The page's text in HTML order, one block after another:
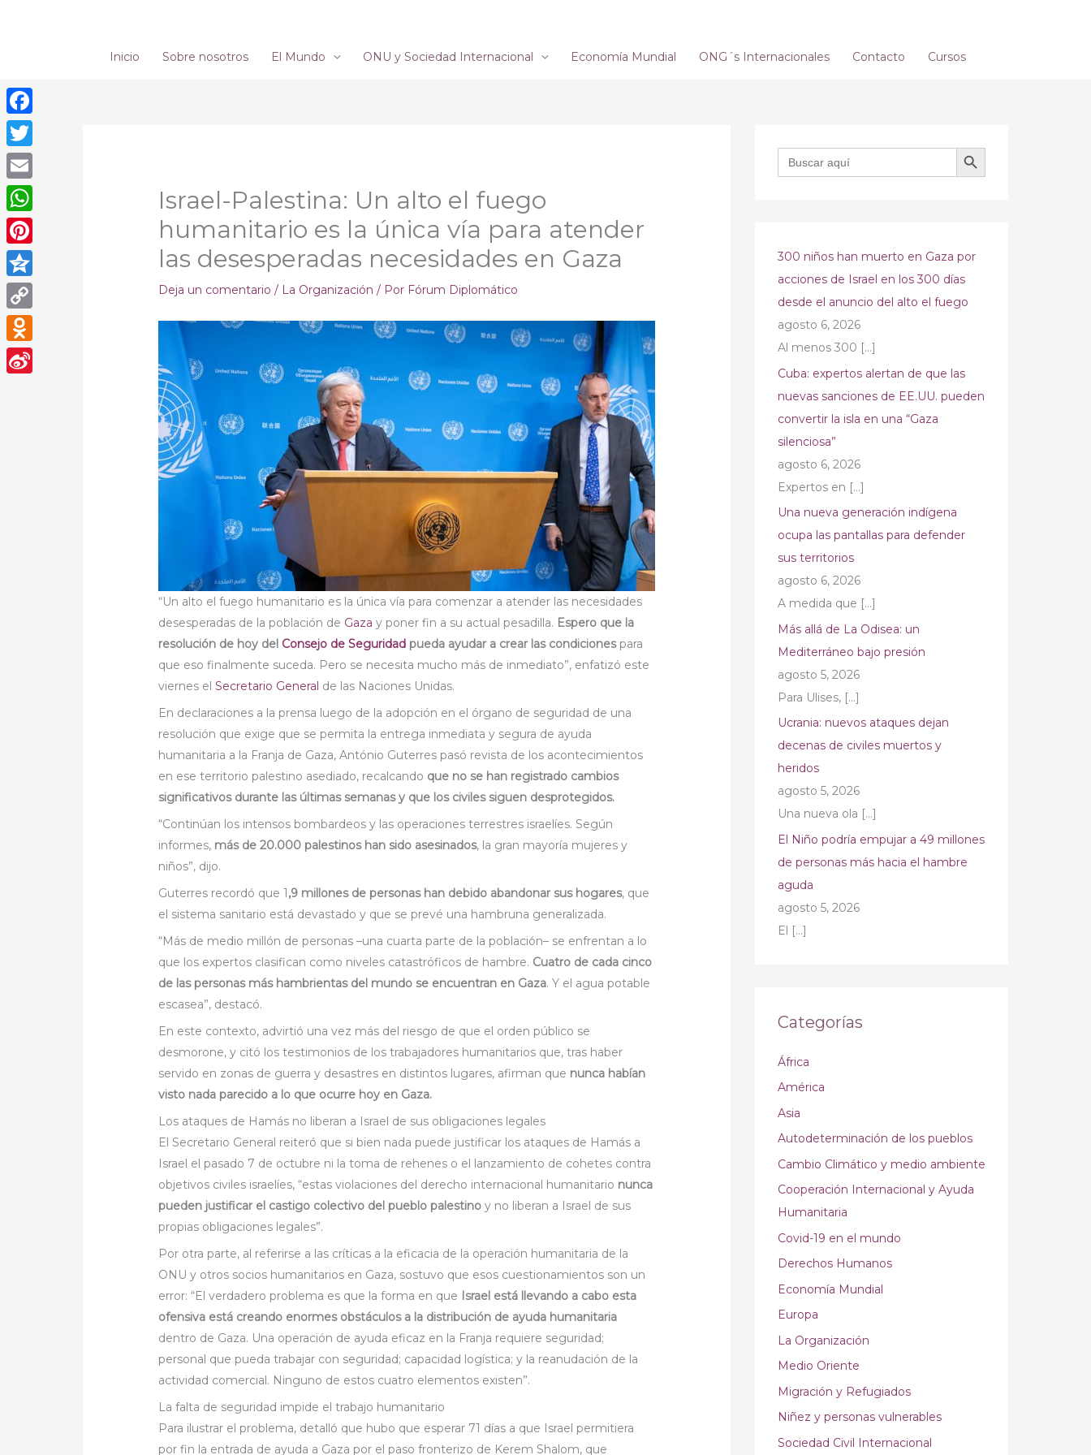
Inicio Sobre nosotros El Mundo ONU y Sociedad Internacional Economía Mundial ONG´s Internacionales Contacto Cursos
Israel-Palestina: Un alto el fuego
humanitario es la única vía para atender
las desesperadas necesidades en Gaza
Deja un comentario / La Organización / Por Fórum Diplomático
“Un alto el fuego humanitario es la única vía para comenzar a atender las necesidades
desesperadas de la población de Gaza y poner fin a su actual pesadilla. Espero que la
resolución de hoy del Consejo de Seguridad pueda ayudar a crear las condicionespara
que eso finalmente suceda. Pero se necesita mucho más de inmediato”, enfatizó este
viernes elSecretario General de las Naciones Unidas.
En declaraciones a la prensa luego de la adopción en el órgano de seguridad de una
resolución que exige que se permita la entrega inmediata y segura de ayuda
humanitaria a la Franja de Gaza, António Guterres pasó revista de los acontecimientos
en ese territorio palestino asediado, recalcando que no se han registrado cambios
significativos durante las últimas semanas y que los civiles siguen desprotegidos.
“Continúan los intensos bombardeos y las operaciones terrestres israelíes. Según
informes, más de 20.000 palestinos han sido asesinados, la gran mayoría mujeres y
niños”, dijo.
Guterres recordó que 1,9 millones de personas han debido abandonar sus hogares, que
el sistema sanitario está devastado y que se prevé una hambruna generalizada.
“Más de medio millón de personas –una cuarta parte de la población– se enfrentan a lo
que los expertos clasifican como niveles catastróficos de hambre. Cuatro de cada cinco
de las personas más hambrientas del mundo se encuentran en Gaza. Y el agua potable
escasea”, destacó.
En este contexto, advirtió una vez más del riesgo de que el orden público se
desmorone, y citó los testimonios de los trabajadores humanitarios que, tras haber
servido en zonas de guerra y desastres en distintos lugares, afirman que nunca habían
visto nada parecido a lo que ocurre hoy en Gaza.
Los ataques de Hamás no liberan a Israel de sus obligaciones legales
El Secretario General reiteró que si bien nada puede justificar los ataques de Hamás a
Israel el pasado 7 de octubre ni la toma de rehenes o el lanzamiento de cohetes contra
objetivos civiles israelíes, “estas violaciones del derecho internacional humanitario nunca
pueden justificar el castigo colectivo del pueblo palestino y no liberan a Israel de sus
propias obligaciones legales”.
Por otra parte, al referirse a las críticas a la eficacia de la operación humanitaria de la
ONU y otros socios humanitarios en Gaza, sostuvo que esos cuestionamientos son un
error: “El verdadero problema es que la forma en que Israel está llevando a cabo esta
ofensiva está creando enormes obstáculos a la distribución de ayuda humanitaria
dentro de Gaza. Una operación de ayuda eficaz en la Franja requiere seguridad;
personal que pueda trabajar con seguridad; capacidad logística; y la reanudación de la
actividad comercial. Ninguno de estos cuatro elementos existen”.
La falta de seguridad impide el trabajo humanitario
Para ilustrar el problema, detalló que hubo que esperar 71 días a que Israel permitiera
por fin la entrada de ayuda a Gaza por el paso fronterizo de Kerem Shalom, que
Buscar: BOTÓN DE BÚSQUEDA
300 niños han muerto en Gaza por
acciones de Israel en los 300 días
desde el anuncio del alto el fuego
agosto 6, 2026
Al menos 300 […]
Cuba: expertos alertan de que las
nuevas sanciones de EE.UU. pueden
convertir la isla en una “Gaza
silenciosa”
agosto 6, 2026
Expertos en […]
Una nueva generación indígena
ocupa las pantallas para defender
sus territorios
agosto 6, 2026
A medida que […]
Más allá de La Odisea: un
Mediterráneo bajo presión
agosto 5, 2026
Para Ulises, […]
Ucrania: nuevos ataques dejan
decenas de civiles muertos y
heridos
agosto 5, 2026
Una nueva ola […]
El Niño podría empujar a 49 millones
de personas más hacia el hambre
aguda
agosto 5, 2026
El […]
Categorías
África
América
Asia
Autodeterminación de los pueblos
Cambio Climático y medio ambiente
Cooperación Internacional y Ayuda
Humanitaria
Covid-19 en el mundo
Derechos Humanos
Economía Mundial
Europa
La Organización
Medio Oriente
Migración y Refugiados
Niñez y personas vulnerables
Sociedad Civil Internacional
Facebook
Twitter
Email
WhatsApp
Pinterest
Qzone
Copy
Link
Odnoklassniki